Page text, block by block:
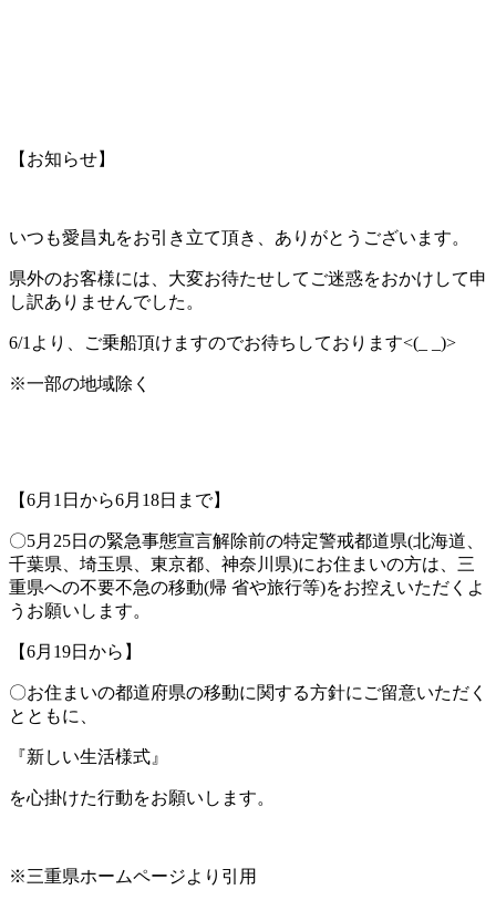
【お知らせ】
いつも愛昌丸をお引き立て頂き、ありがとうございます。
県外のお客様には、大変お待たせしてご迷惑をおかけして申
し訳ありませんでした。
6/1より、ご乗船頂けますのでお待ちしております<(_ _)>
※一部の地域除く
【6月1日から6月18日まで】
〇5月25日の緊急事態宣言解除前の特定警戒都道県(北海道、
千葉県、埼玉県、東京都、神奈川県)にお住まいの方は、三
重県への不要不急の移動(帰 省や旅行等)をお控えいただくよ
うお願いします。
【6月19日から】
〇お住まいの都道府県の移動に関する方針にご留意いただく
とともに、
『新しい生活様式』
を心掛けた行動をお願いします。
※三重県ホームページより引用